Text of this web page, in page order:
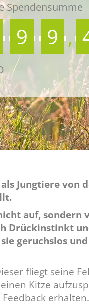
Spendensumme
9 9 ,
als Jungtiere
auf,
Drückinstinkt
geruchslos
fliegt seine
Kitze
erhalten.